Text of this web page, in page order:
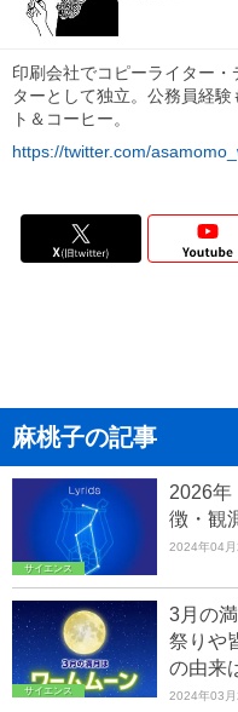
印刷会社でコピーライター
ターとして独立。公務員経
ト＆コーヒー。
https://twitter.com/
麻桃子の記事
サイエンス
2026年
徴・観
2024年04月
サイエンス
3月の
祭りや
の由来
2024年03月